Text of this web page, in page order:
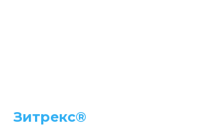
Зитрекс®